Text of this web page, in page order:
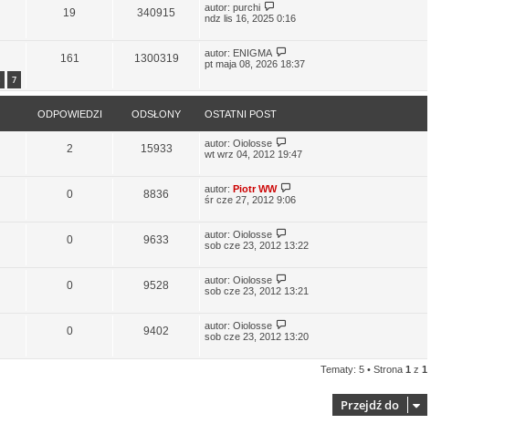
19 340915 autor: purchi
ndz lis 16, 2025 0:16
7
161 1300319 autor: ENIGMA
pt maja 08, 2026 18:37
ODPOWIEDZI ODSŁONY OSTATNI POST
2 15933 autor: Oiolosse
wt wrz 04, 2012 19:47
0 8836 autor: Piotr WW
śr cze 27, 2012 9:06
0 9633 autor: Oiolosse
sob cze 23, 2012 13:22
0 9528 autor: Oiolosse
sob cze 23, 2012 13:21
0 9402 autor: Oiolosse
sob cze 23, 2012 13:20
Tematy: 5 • Strona 1 z 1
Przejdź do